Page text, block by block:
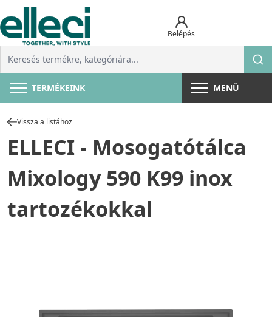
Belépés
TERMÉKEINK MENÜ
Vissza a listához
ELLECI - Mosogatótálca
Mixology 590 K99 inox
tartozékokkal